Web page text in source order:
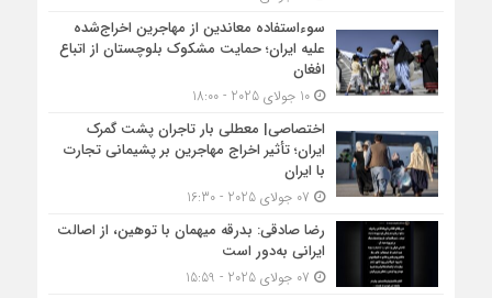
سوءاستفاده معاندین از مهاجرین اخراج‌شده
علیه ایران؛ حمایت مشکوک بلوچستان از اتباع
افغان
10 جولای 2025 - 18:00
اختصاصی| معطلی بار تاجران پشت گمرک
ایران؛ تأثیر اخراج مهاجرین بر پشیمانی تجارت
با ایران
رضا صادقی: بدرقه میهمان با توهین، از اصالت
ایرانی به‌دور است